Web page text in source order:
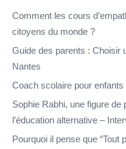
Comment les cours
citoyens du monde ?
Guide des parents : Choisir
Nantes
Coach scolaire pour enfants
Sophie Rabhi, une figure de
l’éducation alternative –
Pourquoi il pense que “Tout